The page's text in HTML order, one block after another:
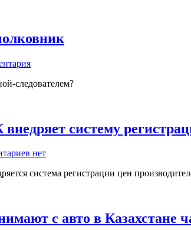
следователем?
систему
нет
система регистрации цен
с авто в Казахстане